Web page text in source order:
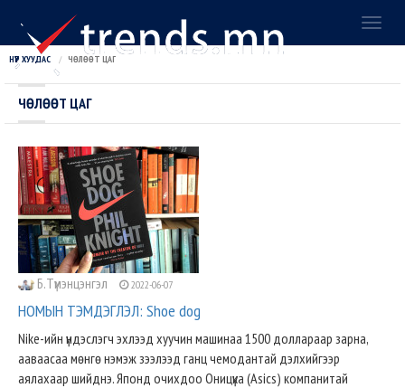
НҮҮР ХУУДАС ЧӨЛӨӨТ ЦАГ
ЧӨЛӨӨТ ЦАГ
Б.Түмэнцэнгэл 2022-06-07
НОМЫН ТЭМДЭГЛЭЛ: Shoе dog
Nike-ийн үндэслэгч эхлээд хуучин машинаа 1500 доллараар зарна,
ааваасаа мѳнгѳ нэмэж зээлээд ганц чемодантай дэлхийгээр
аялахаар шийднэ. Японд очихдоо Оницүка (Asics) компанитай